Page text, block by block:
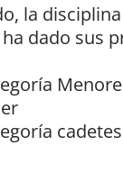
la
dado sus